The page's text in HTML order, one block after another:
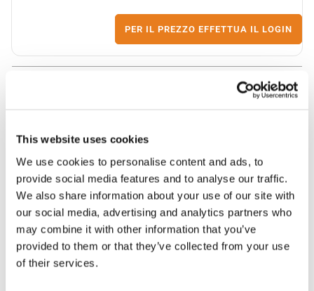
This website uses cookies
We use cookies to personalise content and ads, to
provide social media features and to analyse our traffic.
We also share information about your use of our site with
our social media, advertising and analytics partners who
may combine it with other information that you’ve
provided to them or that they’ve collected from your use
of their services.
PER IL PREZZO EFFETTUA IL LOGIN
2216802.93 | Sirio Antenne
PER IL PREZZO EFFETTUA IL LOGIN